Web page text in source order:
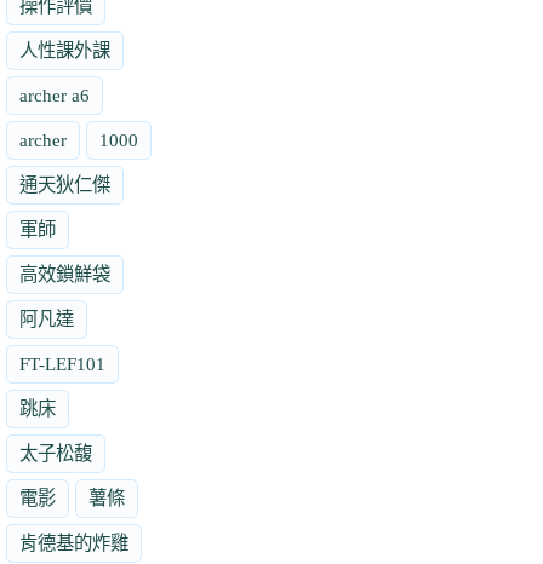
操作評價
人性課外課
archer a6
archer 1000
通天狄仁傑
軍師
高效鎖鮮袋
阿凡達
FT-LEF101
跳床
太子松馥
電影 薯條
肯德基的炸雞